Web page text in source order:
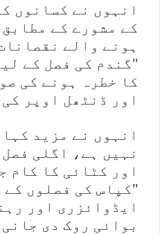
انہوں نے کسانوں
کے مشورے کے
ہونے والے
"گندم کی فصل کے
کا خطرہ ہونے کی
اور ڈنٹھل اوپر
انہوں نے مزید
نہیں ہے، اگلی
اور کٹائی کا کام
"کپاس کی فصلوں
ایڈوائزری اور
بوائی روک دی